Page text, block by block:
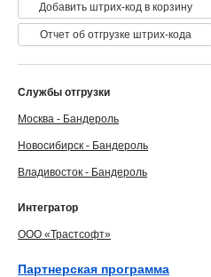
Добавить штрих-код в корзину
Отчет об отгрузке штрих-кода
Службы отгрузки
Москва - Бандероль
Новосибирск - Бандероль
Владивосток - Бандероль
Интегратор
ООО «Трастсофт»
Партнерская программа